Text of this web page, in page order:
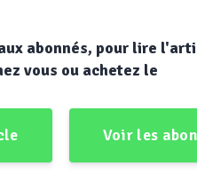
au laboratoire. En
abonnés, pour lire
vous ou achetez le
Voir les